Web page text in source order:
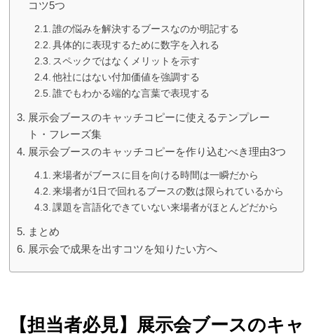
コツ5つ
誰の悩みを解決するブースなのか明記する
具体的に表現するために数字を入れる
スペックではなくメリットを示す
他社にはない付加価値を強調する
誰でもわかる端的な言葉で表現する
展示会ブースのキャッチコピーに使えるテンプレー
ト・フレーズ集
展示会ブースのキャッチコピーを作り込むべき理由3つ
来場者がブースに目を向ける時間は一瞬だから
来場者が1日で回れるブースの数は限られているから
課題を言語化できていない来場者がほとんどだから
まとめ
展示会で成果を出すコツを知りたい方へ
【担当者必見】展示会ブースのキャ